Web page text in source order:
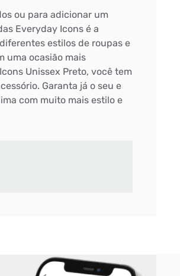
ou para adicionar um
Everyday Icons é a
estilos de roupas e
uma ocasião mais
Unissex Preto, você tem
Garanta já o seu e
com muito mais estilo e